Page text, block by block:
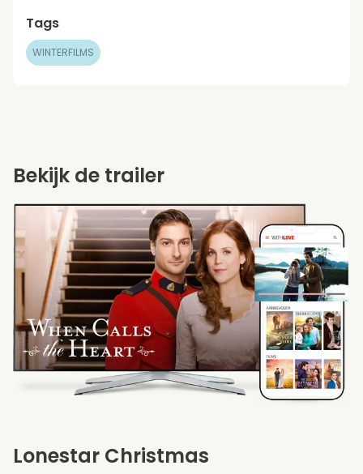
Tags
WINTERFILMS
Lonestar Christmas
Bekijk de trailer